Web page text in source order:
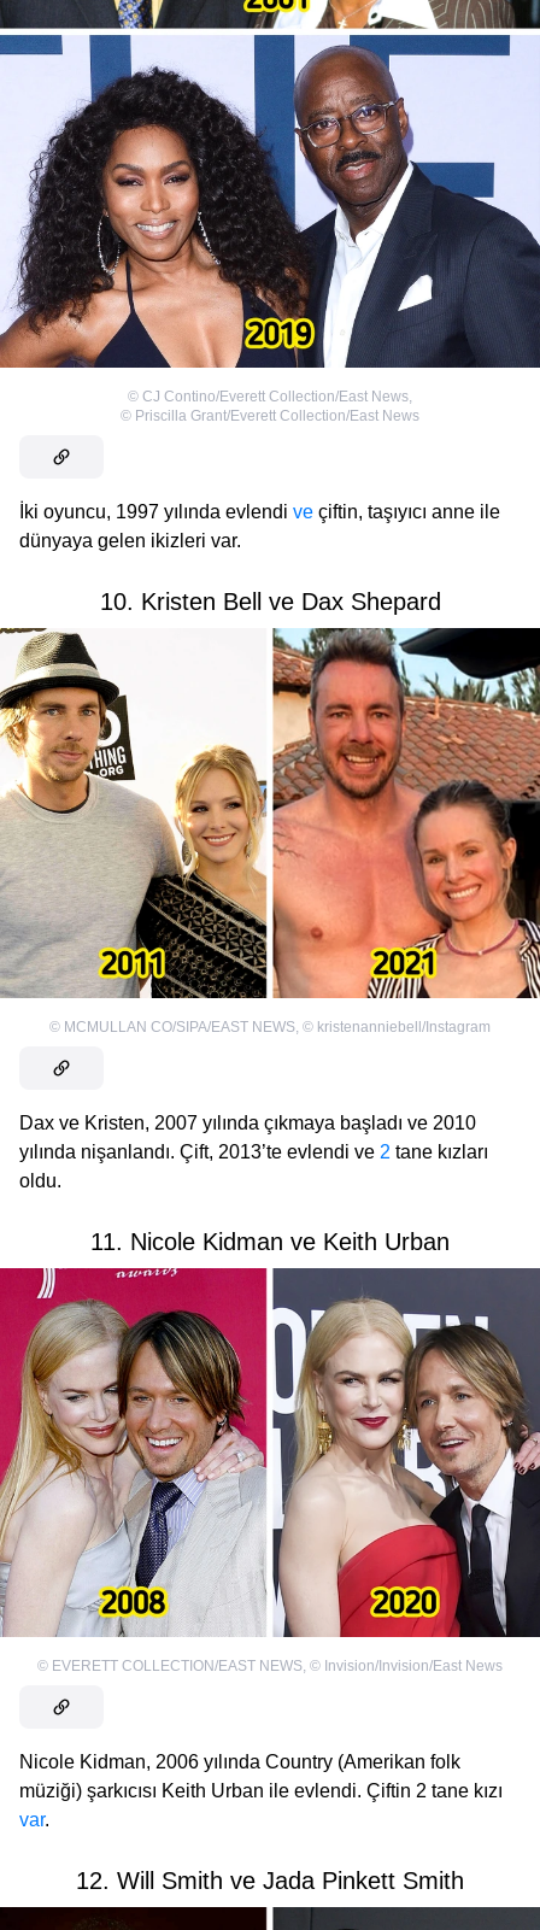
© CJ Contino/Everett Collection/East News,
© Priscilla Grant/Everett Collection/East News
İki oyuncu, 1997 yılında evlendi ve çiftin, taşıyıcı anne ile
dünyaya gelen ikizleri var.
10. Kristen Bell ve Dax Shepard
© MCMULLAN CO/SIPA/EAST NEWS © kristenanniebell/Instagram
Dax ve Kristen, 2007 yılında çıkmaya başladı ve 2010
yılında nişanlandı. Çift, 2013’te evlendi ve 2 tane kızları
oldu.
11. Nicole Kidman ve Keith Urban
© EVERETT COLLECTION/EAST NEWS, © Invision/Invision/East News
Nicole Kidman, 2006 yılında Country (Amerikan folk
müziği) şarkıcısı Keith Urban ile evlendi. Çiftin 2 tane kızı
var.
12. Will Smith ve Jada Pinkett Smith